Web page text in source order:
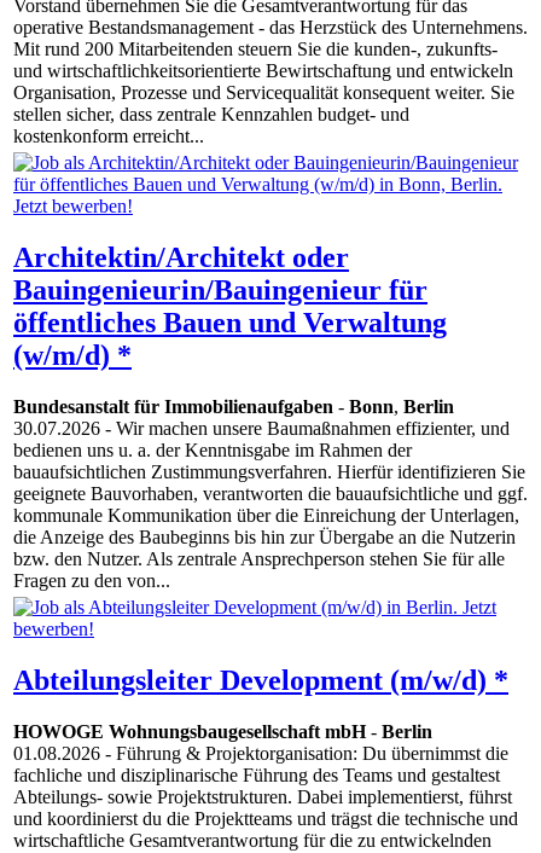
Vorstand übernehmen Sie die Gesamtverantwortung für das
operative Bestandsmanagement - das Herzstück des Unternehmens.
Mit rund 200 Mitarbeitenden steuern Sie die kunden-, zukunfts-
und wirtschaftlichkeitsorientierte Bewirtschaftung und entwickeln
Organisation, Prozesse und Servicequalität konsequent weiter. Sie
stellen sicher, dass zentrale Kennzahlen budget- und
kostenkonform erreicht...
Architektin/Architekt oder
Bauingenieurin/Bauingenieur für
öffentliches Bauen und Verwaltung
(w/m/d) *
Bundesanstalt für Immobilienaufgaben - Bonn, Berlin
30.07.2026 - Wir machen unsere Baumaßnahmen effizienter, und
bedienen uns u. a. der Kenntnisgabe im Rahmen der
bauaufsichtlichen Zustimmungsverfahren. Hierfür identifizieren Sie
geeignete Bauvorhaben, verantworten die bauaufsichtliche und ggf.
kommunale Kommunikation über die Einreichung der Unterlagen,
die Anzeige des Baubeginns bis hin zur Übergabe an die Nutzerin
bzw. den Nutzer. Als zentrale Ansprechperson stehen Sie für alle
Fragen zu den von...
Abteilungsleiter Development (m/w/d) *
HOWOGE Wohnungsbaugesellschaft mbH- Berlin
01.08.2026 - Führung & Projektorganisation: Du übernimmst die
fachliche und disziplinarische Führung des Teams und gestaltest
Abteilungs- sowie Projektstrukturen. Dabei implementierst, führst
und koordinierst du die Projektteams und trägst die technische und
wirtschaftliche Gesamtverantwortung für die zu entwickelnden